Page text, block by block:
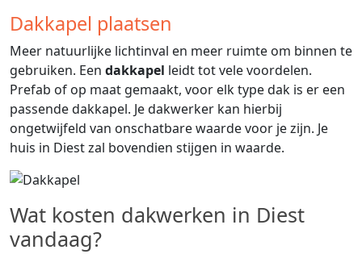
Dakkapel plaatsen
Meer natuurlijke lichtinval en meer ruimte om binnen te
gebruiken. Een dakkapel leidt tot vele voordelen.
Prefab of op maat gemaakt, voor elk type dak is er een
passende dakkapel. Je dakwerker kan hierbij
ongetwijfeld van onschatbare waarde voor je zijn. Je
huis in Diest zal bovendien stijgen in waarde.
Wat kosten dakwerken in Diest
vandaag?